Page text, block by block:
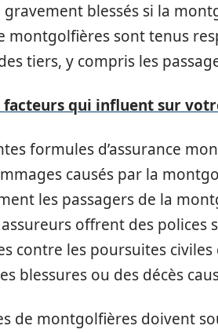
blessés si la
montgolfières sont tenus
tiers, y compris les
facteurs qui influent sur
formules d’assurance
causés par la
les passagers de la
assureurs offrent des
contre les poursuites
blessures ou des décès
de montgolfières doivent